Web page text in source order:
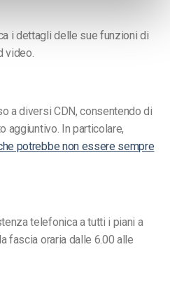
i dettagli delle sue funzioni di
video.
a diversi CDN, consentendo di
aggiuntivo. In particolare,
potrebbe non essere sempre
telefonica a tutti i piani a
fascia oraria dalle 6.00 alle